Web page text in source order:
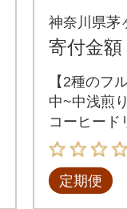
ィコー
バッグ2
神奈川県茅
寄付金額
【2種のフ
中~中浅煎
コーヒード
ット
定期便